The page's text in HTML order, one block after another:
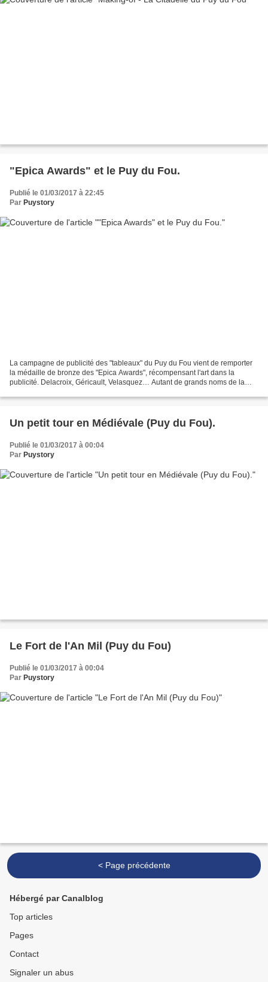
"Epica Awards" et le Puy du Fou.
Publié le 01/03/2017 à 22:45
Par Puystory
La campagne de publicité des "tableaux" du Puy du Fou vient de remporter
la médaille de bronze des "Epica Awards", récompensant l'art dans la
publicité. Delacroix, Géricault, Velasquez… Autant de grands noms de la
Un petit tour en Médiévale (Puy du Fou).
Publié le 01/03/2017 à 00:04
Par Puystory
Le Fort de l'An Mil (Puy du Fou)
Publié le 01/03/2017 à 00:04
Par Puystory
< Page précédente
Hébergé par Canalblog
Top articles
Pages
Contact
Signaler un abus